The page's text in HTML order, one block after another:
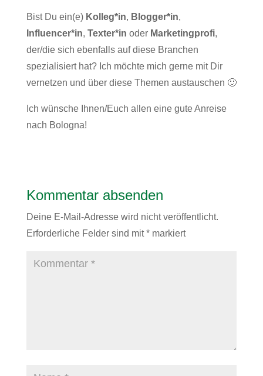
Bist Du ein(e) Kolleg*in, Blogger*in,
Influencer*in, Texter*in oder Marketingprofi,
der/die sich ebenfalls auf diese Branchen
spezialisiert hat? Ich möchte mich gerne mit Dir
vernetzen und über diese Themen austauschen 🙂
Ich wünsche Ihnen/Euch allen eine gute Anreise
nach Bologna!
Kommentar absenden
Deine E-Mail-Adresse wird nicht veröffentlicht.
Erforderliche Felder sind mit*markiert